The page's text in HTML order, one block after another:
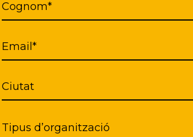
Cognom*
Email*
Ciutat